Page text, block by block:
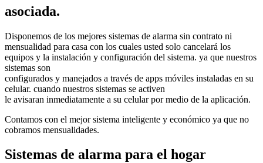
asociada.
Disponemos de los mejores sistemas de alarma sin contrato ni
mensualidad para casa con los cuales usted solo cancelará los
equipos y la instalación y configuración del sistema. ya que nuestros
sistemas son
configurados y manejados a través de apps móviles instaladas en su
celular. cuando nuestros sistemas se activen
le avisaran inmediatamente a su celular por medio de la aplicación.
Contamos con el mejor sistema inteligente y económico ya que no
cobramos mensualidades.
Sistemas de alarma para el hogar